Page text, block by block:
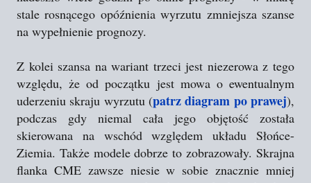
stale rosnącego opóźnienia wyrzutu zmniejsza szanse
na wypełnienie prognozy.
Z kolei szansa na wariant trzeci jest niezerowa z tego
względu, że od początku jest mowa o ewentualnym
uderzeniu skraju wyrzutu (patrz diagram po prawej),
podczas gdy niemal cała jego objętość została
skierowana na wschód względem układu Słońce-
Ziemia. Także modele dobrze to zobrazowały. Skrajna
flanka CME zawsze niesie w sobie znacznie mniej